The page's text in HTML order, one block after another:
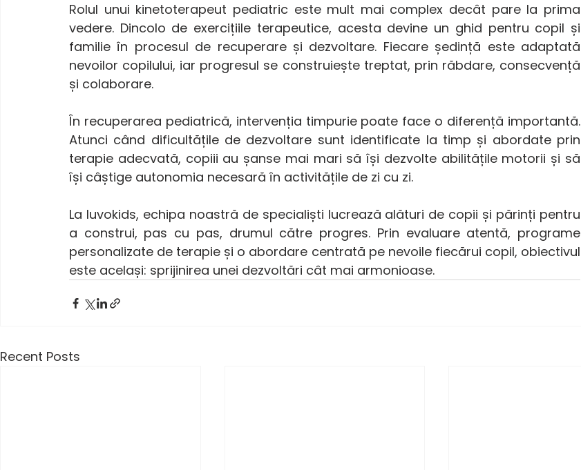
Rolul unui kinetoterapeut pediatric este mult mai complex decât pare la prima
vedere. Dincolo de exercițiile terapeutice, acesta devine un ghid pentru copil și
familie în procesul de recuperare și dezvoltare. Fiecare ședință este adaptată
nevoilor copilului, iar progresul se construiește treptat, prin răbdare, consecvență
și colaborare.
În recuperarea pediatrică, intervenția timpurie poate face o diferență importantă.
Atunci când dificultățile de dezvoltare sunt identificate la timp și abordate prin
terapie adecvată, copiii au șanse mai mari să își dezvolte abilitățile motorii și să
își câștige autonomia necesară în activitățile de zi cu zi.
La Iuvokids, echipa noastră de specialiști lucrează alături de copii și părinți pentru
a construi, pas cu pas, drumul către progres. Prin evaluare atentă, programe
personalizate de terapie și o abordare centrată pe nevoile fiecărui copil, obiectivul
este același: sprijinirea unei dezvoltări cât mai armonioase.
Recent Posts